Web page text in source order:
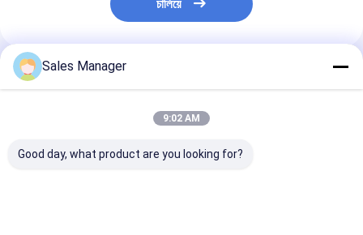
চালিয়ে
แนะนำผลิตภัณฑ์
Sales Manager
9:02 AM
Good day, what product are you looking for?